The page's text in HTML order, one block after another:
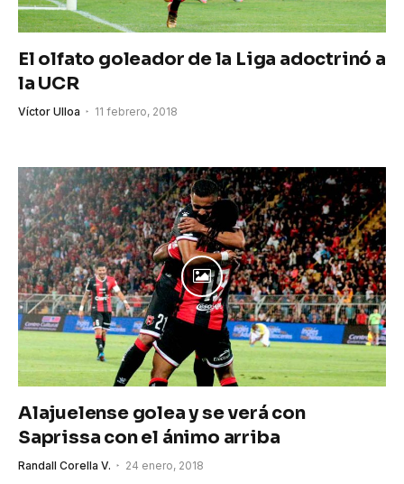
El olfato goleador de la Liga adoctrinó a
la UCR
Víctor Ulloa 11 febrero, 2018
Alajuelense golea y se verá con
Saprissa con el ánimo arriba
Randall Corella V. 24 enero, 2018